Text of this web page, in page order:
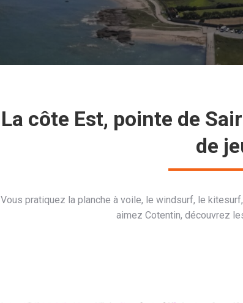
La côte Est, pointe de
de
Vous pratiquez la planche à voile, le windsurf, le
aimez Cotentin, découvrez